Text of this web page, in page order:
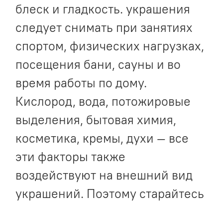
блеск и гладкость. украшения
следует снимать при занятиях
спортом, физических нагрузках,
посещения бани, сауны и во
время работы по дому.
Кислород, вода, потожировые
выделения, бытовая химия,
косметика, кремы, духи — все
эти факторы также
воздействуют на внешний вид
украшений. Поэтому старайтесь